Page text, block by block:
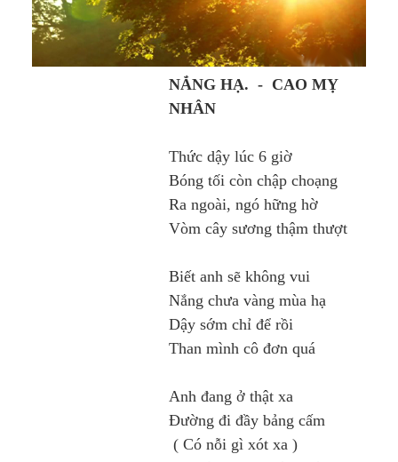
NẮNG HẠ. - CAO MỴ
NHÂN
Thức dậy lúc 6 giờ
Bóng tối còn chập choạng
Ra ngoài, ngó hững hờ
Vòm cây sương thậm thượt
Biết anh sẽ không vui
Nắng chưa vàng mùa hạ
Dậy sớm chỉ để rồi
Than mình cô đơn quá
Anh đang ở thật xa
Đường đi đầy bảng cấm
( Có nỗi gì xót xa )